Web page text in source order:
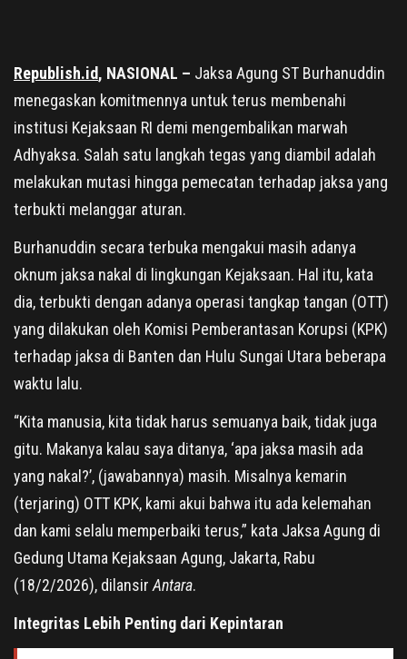
Republish.id, NASIONAL – Jaksa Agung ST Burhanuddin
menegaskan komitmennya untuk terus membenahi
institusi Kejaksaan RI demi mengembalikan marwah
Adhyaksa. Salah satu langkah tegas yang diambil adalah
melakukan mutasi hingga pemecatan terhadap jaksa yang
terbukti melanggar aturan.
Burhanuddin secara terbuka mengakui masih adanya
oknum jaksa nakal di lingkungan Kejaksaan. Hal itu, kata
dia, terbukti dengan adanya operasi tangkap tangan (OTT)
yang dilakukan oleh Komisi Pemberantasan Korupsi (KPK)
terhadap jaksa di Banten dan Hulu Sungai Utara beberapa
waktu lalu.
“Kita manusia, kita tidak harus semuanya baik, tidak juga
gitu. Makanya kalau saya ditanya, ‘apa jaksa masih ada
yang nakal?’, (jawabannya) masih. Misalnya kemarin
(terjaring) OTT KPK, kami akui bahwa itu ada kelemahan
dan kami selalu memperbaiki terus,” kata Jaksa Agung di
Gedung Utama Kejaksaan Agung, Jakarta, Rabu
(18/2/2026), dilansir Antara.
Integritas Lebih Penting dari Kepintaran